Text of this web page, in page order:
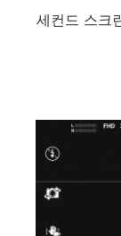
세컨드 스크